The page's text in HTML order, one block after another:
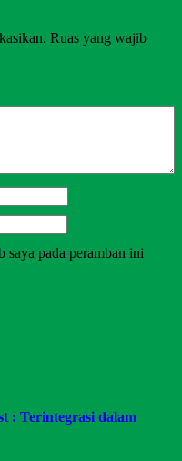
Ruas yang wajib
saya pada peramban ini
: Terintegrasi dalam